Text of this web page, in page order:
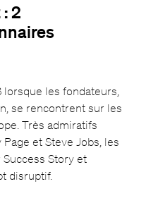
2
les fondateurs,
se rencontrent sur les
Très admiratifs
et Steve Jobs, les
Story et
disruptif.